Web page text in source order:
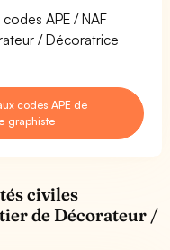
APE / NAF
/ Décoratrice
codes APE de
graphiste
civiles
de Décorateur /